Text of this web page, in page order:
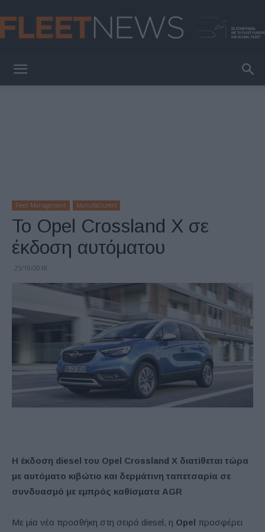
Fleet Management Manufacturers
Το Opel Crossland X σε
έκδοση αυτόματου
25/10/2018
Η έκδοση diesel του Opel Crossland X διατίθεται τώρα
με αυτόματο κιβώτιο και δερμάτινη ταπετσαρία σε
συνδυασμό με εμπρός καθίσματα AGR
Με μία νέα προσθήκη στη σειρά diesel, η Opel προσφέρει